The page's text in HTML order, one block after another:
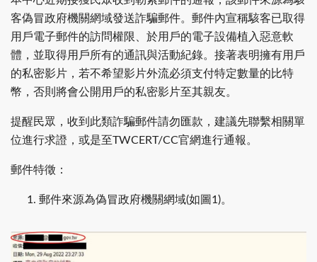
客偽冒政府機關網域發送詐騙郵件。郵件內宣稱駭客已取得
用戶電子郵件的訪問權限、於用戶的電子設備植入惡意軟
體，並取得用戶所有的通訊與活動紀錄。接著表明擁有用戶
的私密影片，若不希望影片外流必須支付特定數量的比特
幣，否則將會公開用戶的私密影片至其親友。
提醒民眾，收到此類詐騙郵件請勿匯款，建議先聯繫相關單
位進行求證，或是至TWCERT/CC官網進行通報。
郵件特徵：
郵件來源為偽冒政府機關網域(如圖1)。